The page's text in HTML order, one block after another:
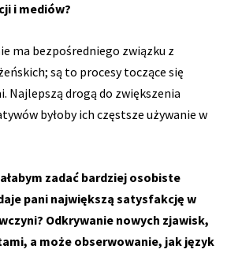
i mediów?
ma bezpośredniego związku z
są to procesy toczące się
Najlepszą drogą do zwiększenia
byłoby ich częstsze używanie w
zadać bardziej osobiste
pani największą satysfakcję w
Odkrywanie nowych zjawisk,
a może obserwowanie, jak język